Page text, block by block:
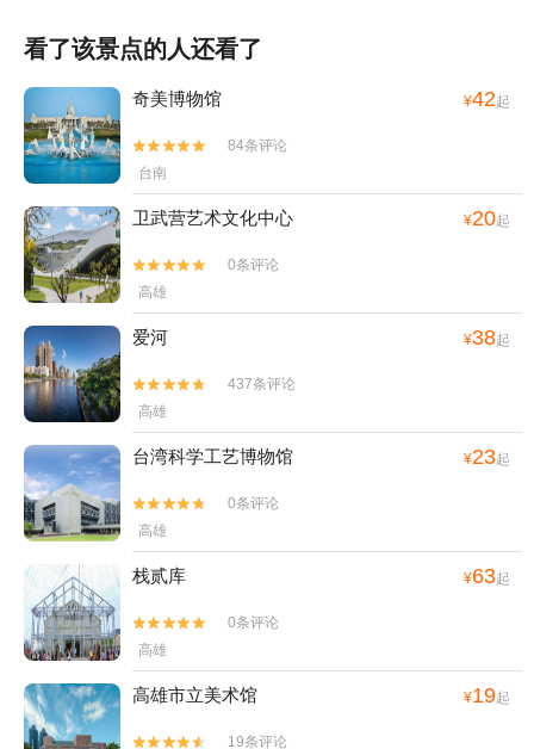
看了该景点的人还看了
奇美博物馆 ¥42起


84条评论
台南
卫武营艺术文化中心 ¥20起


0条评论
高雄
爱河 ¥38起


437条评论
高雄
台湾科学工艺博物馆 ¥23起


0条评论
高雄
栈贰库 ¥63起


0条评论
高雄
高雄市立美术馆 ¥19起

 19条评论